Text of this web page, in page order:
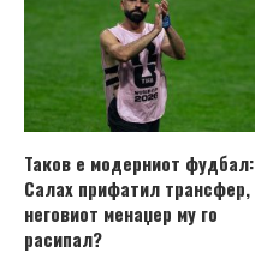
Таков е модерниот фудбал:
Салах прифатил трансфер,
неговиот менаџер му го
расипал?